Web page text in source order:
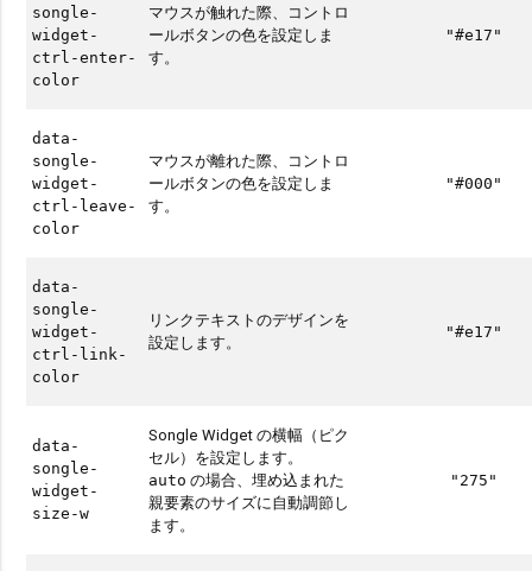
songle-
widget-
ctrl-enter-
color
マウスが触れた際、コントロ
ールボタンの色を設定しま
す。
"#e17"
data-
songle-
widget-
ctrl-leave-
color
マウスが離れた際、コントロ
ールボタンの色を設定しま
す。
"#000"
data-
songle-
widget-
ctrl-link-
color
リンクテキストのデザインを
設定します。
"#e17"
data-
songle-
widget-
size-w
Songle Widget の横幅（ピク
セル）を設定します。
auto の場合、埋め込まれた
親要素のサイズに自動調節し
ます。
"275"